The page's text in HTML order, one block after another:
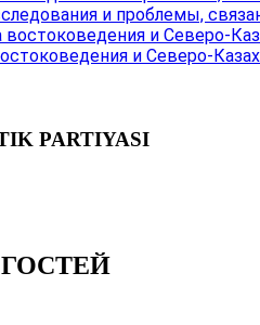
и проблемы,
и Северо-
PARTIYASI